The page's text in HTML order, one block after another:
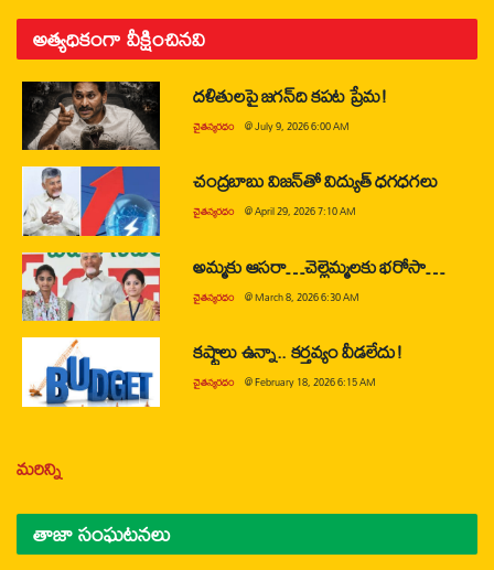
అత్యధికంగా వీక్షించినవి
దళితులపై జగన్‌ది కపట ప్రేమ!
చైతన్యరధం @July 9, 2026 6:00 AM
చంద్రబాబు విజన్‌తో విద్యుత్ ధగధగలు
చైతన్యరధం @April 29, 2026 7:10 AM
అమ్మకు ఆసరా…చెల్లెమ్మలకు భరోసా…
చైతన్యరధం @March 8, 2026 6:30 AM
కష్టాలు ఉన్నా.. కర్తవ్యం వీడలేదు!
చైతన్యరధం @February 18, 2026 6:15 AM
మరిన్ని
తాజా సంఘటనలు